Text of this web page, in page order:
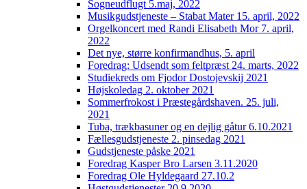
Sogneudflugt 5.maj, 2022
Musikgudstjeneste – Stabat Mater 15. april, 2022
Orgelkoncert med Randi Elisabeth Mor 7. april,
2022
Det nye, større konfirmandhus, 5. april
Foredrag: Udsendt som feltpræst 24. marts, 2022
Studiekreds om Fjodor Dostojevskij 2021
Højskoledag 2. oktober 2021
Sommerfrokost i Præstegårdshaven. 25. juli,
2021
Tuba, trækbasuner og en dejlig gåtur 6.10.2021
Fællesgudstjeneste 2. pinsedag 2021
Gudstjeneste påske 2021
Foredrag Kasper Bro Larsen 3.11.2020
Foredrag Ole Hyldegaard 27.10.2